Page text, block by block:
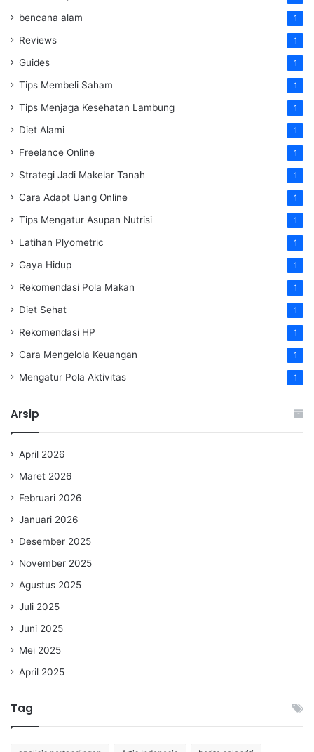
bencana alam 1
Reviews 1
Guides 1
Tips Membeli Saham 1
Tips Menjaga Kesehatan Lambung 1
Diet Alami 1
Freelance Online 1
Strategi Jadi Makelar Tanah 1
Cara Adapt Uang Online 1
Tips Mengatur Asupan Nutrisi 1
Latihan Plyometric 1
Gaya Hidup 1
Rekomendasi Pola Makan 1
Diet Sehat 1
Rekomendasi HP 1
Cara Mengelola Keuangan 1
Mengatur Pola Aktivitas 1
Arsip
April 2026
Maret 2026
Februari 2026
Januari 2026
Desember 2025
November 2025
Agustus 2025
Juli 2025
Juni 2025
Mei 2025
April 2025
Tag